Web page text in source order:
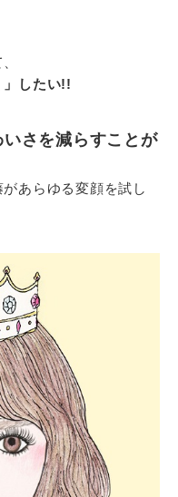
」したい!!
さを減らすことが
あらゆる変顔を試し